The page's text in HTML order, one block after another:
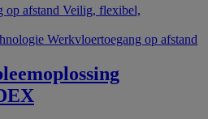
op afstand Veilig, flexibel,
Werkvloertoegang op afstand